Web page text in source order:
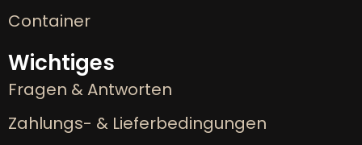
Container
Wichtiges
Fragen & Antworten
Zahlungs- & Lieferbedingungen